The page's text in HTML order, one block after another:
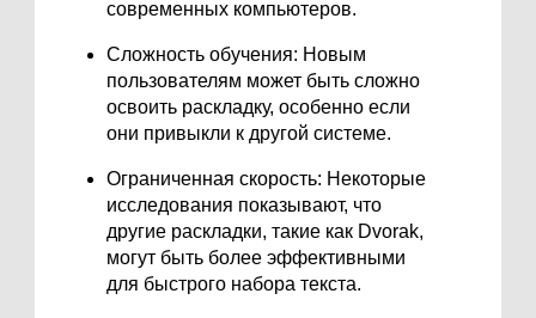
современных компьютеров.
Сложность обучения: Новым
пользователям может быть сложно
освоить раскладку, особенно если
они привыкли к другой системе.
Ограниченная скорость: Некоторые
исследования показывают, что
другие раскладки, такие как Dvorak,
могут быть более эффективными
для быстрого набора текста.